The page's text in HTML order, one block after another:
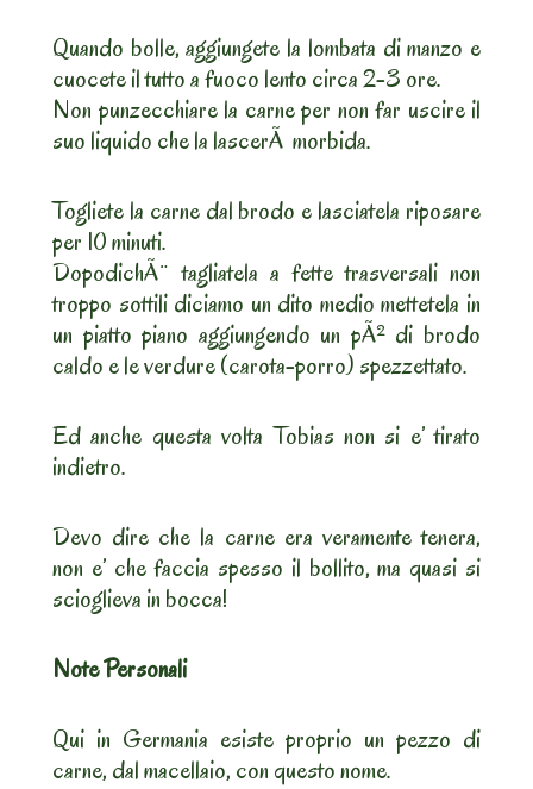
Quando bolle, aggiungete la lombata di manzo e
cuocete il tutto a fuoco lento circa 2-3 ore.
Non punzecchiare la carne per non far uscire il
suo liquido che la lascerÃ morbida.
Togliete la carne dal brodo e lasciatela riposare
per 10 minuti.
DopodichÃ¨ tagliatela a fette trasversali non
troppo sottili diciamo un dito medio mettetela in
un piatto piano aggiungendo un pÃ² di brodo
caldo e le verdure (carota-porro) spezzettato.
Ed anche questa volta Tobias non si e’ tirato
indietro.
Devo dire che la carne era veramente tenera,
non e’ che faccia spesso il bollito, ma quasi si
scioglieva in bocca!
Note Personali
Qui in Germania esiste proprio un pezzo di
carne, dal macellaio, con questo nome.